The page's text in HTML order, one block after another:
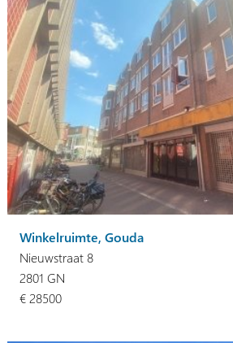
Winkelruimte, Gouda
Nieuwstraat 8
2801 GN
€ 28500